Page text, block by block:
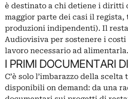
è destinato a chi detiene i diritti
maggior parte dei casi il
produzioni indipendenti). Il
Audiovisiva per sostenere i
lavoro necessario ad alimentarla.
I PRIMI DOCUMENTARI
C’è solo l’imbarazzo della
disponibili on demand: da una